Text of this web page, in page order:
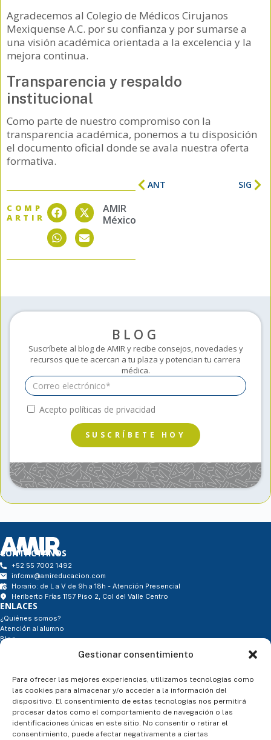
Gestionar consentimiento
Para ofrecer las mejores experiencias, utilizamos tecnologías como
las cookies para almacenar y/o acceder a la información del
dispositivo. El consentimiento de estas tecnologías nos permitirá
procesar datos como el comportamiento de navegación o las
identificaciones únicas en este sitio. No consentir o retirar el
consentimiento, puede afectar negativamente a ciertas
Agradecemos al Colegio de Médicos Cirujanos
Mexiquense A.C. por su confianza y por sumarse a
una visión académica orientada a la excelencia y la
mejora continua.
Transparencia y respaldo
institucional
Como parte de nuestro compromiso con la
transparencia académica, ponemos a tu disposición
el documento oficial donde se avala nuestra oferta
formativa.
COMP
ARTIR
AMIR
México
ANT SIG
BLOG
Suscríbete al blog de AMIR y recibe consejos, novedades y
recursos que te acercan a tu plaza y potencian tu carrera
médica.
Acepto políticas de privacidad
SUSCRÍBETE HOY
CONTÁCTANOS
+52 55 7002 1492
infomx@amireducacion.com
Horario: de L a V de 9h a 18h - Atención Presencial
Heriberto Frías 1157 Piso 2, Col del Valle Centro
ENLACES
¿Quiénes somos?
Atención al alumno
Blog
ASESORÍA PERSONALIZADA